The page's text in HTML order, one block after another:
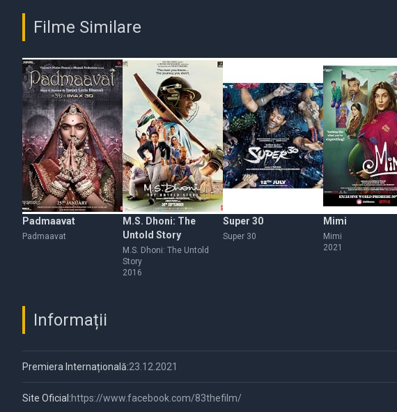
Filme Similare
Padmaavat
Padmaavat
M.S. Dhoni: The
Untold Story
M.S. Dhoni: The Untold
Story
2016
Super 30
Super 30
Mimi
Mimi
2021
Informații
Premiera Internațională:23.12.2021
Site Oficial:https://www.facebook.com/83thefilm/